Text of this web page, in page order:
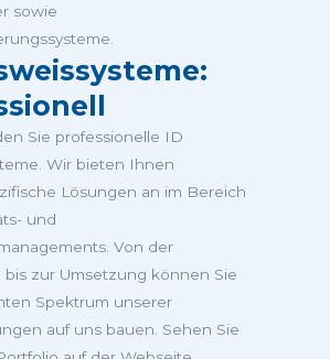
sowie
Sie professionelle ID
Wir bieten Ihnen
Lösungen an im Bereich
und
Von der
bis zur Umsetzung können Sie
Spektrum unserer
auf uns bauen. Sehen Sie